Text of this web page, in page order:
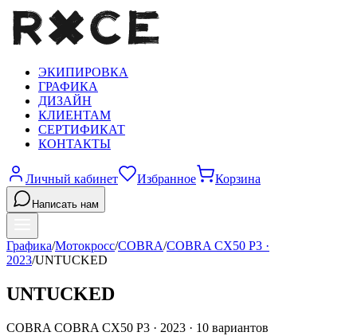
ЭКИПИРОВКА
ГРАФИКА
ДИЗАЙН
КЛИЕНТАМ
СЕРТИФИКАТ
КОНТАКТЫ
Личный кабинет Избранное Корзина
Написать нам
Графика/Мотокросс/COBRA/COBRA CX50 P3 ·
2023/UNTUCKED
UNTUCKED
COBRA COBRA CX50 P3 · 2023 · 10 вариантов